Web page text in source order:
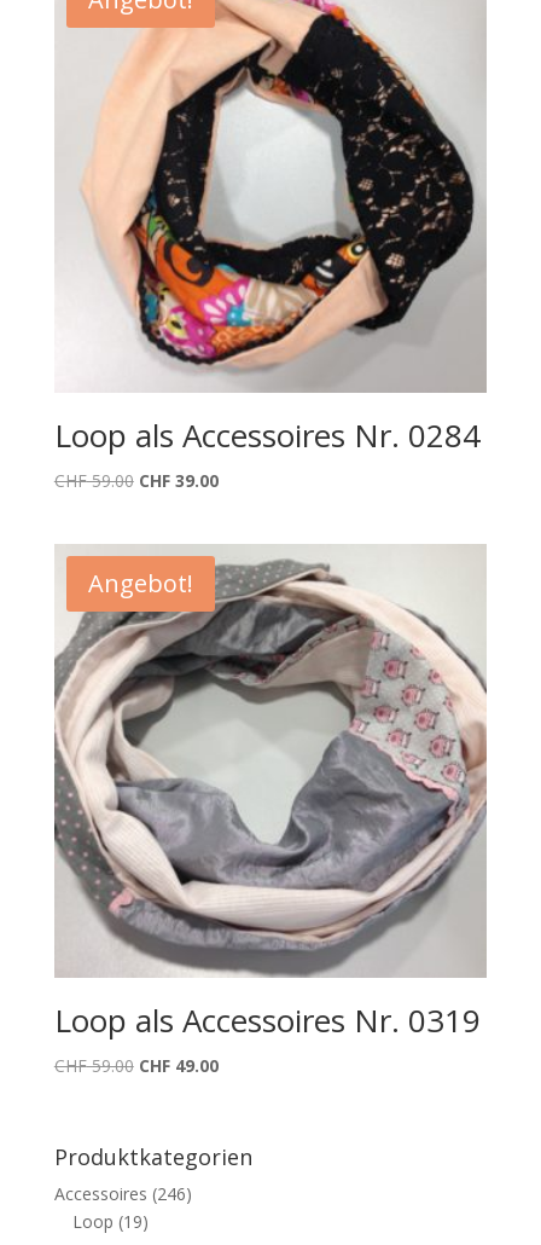
Loop als Accessoires Nr. 0284
CHF59.00 Ursprünglicher
CHF 59.00
CHF39.00Aktueller
CHF 39.00.
Angebot!
Loop als Accessoires Nr. 0319
CHF59.00 Ursprünglicher
CHF 59.00
CHF49.00Aktueller
CHF 49.00.
Produktkategorien
Accessoires (246)
Loop (19)